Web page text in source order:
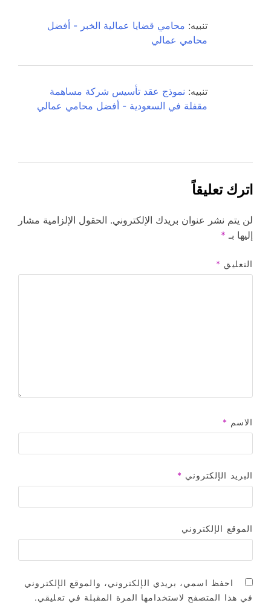
تنبيه: محامي قضايا عمالية الخبر - أفضل
محامي عمالي
تنبيه: نموذج عقد تأسيس شركة مساهمة
مقفلة في السعودية - أفضل محامي عمالي
اترك تعليقاً
لن يتم نشر عنوان بريدك الإلكتروني. الحقول الإلزامية مشار
إليها بـ *
التعليق *
الاسم *
البريد الإلكتروني *
الموقع الإلكتروني
احفظ اسمي، بريدي الإلكتروني، والموقع الإلكتروني
في هذا المتصفح لاستخدامها المرة المقبلة في تعليقي.